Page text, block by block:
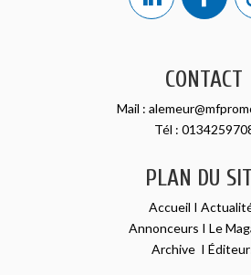
CONTACT
Mail :
Tél :
PLAN DU
Accueil I
Annonceurs ILe
Archive I